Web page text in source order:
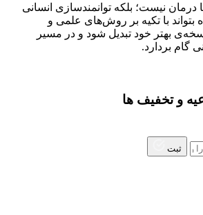
درمان نیست؛ بلکه توانمندسازی انسانی
بتواند با تکیه بر روش‌های علمی و
بهتر خود تبدیل شود و در مسیر
گام بردارد.
و تخفیف ها
ثبت